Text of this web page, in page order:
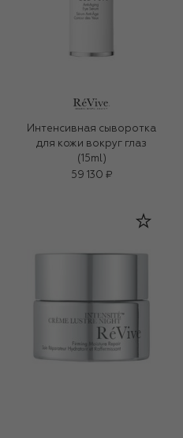
Интенсивная сыворотка
для кожи вокруг глаз
(15ml)
59 130 ₽